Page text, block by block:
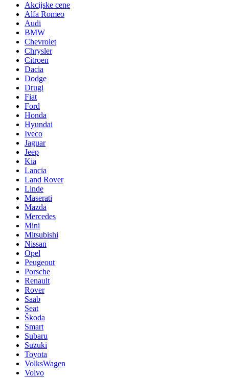
Akcijske cene
Alfa Romeo
Audi
BMW
Chevrolet
Chrysler
Citroen
Dacia
Dodge
Drugi
Fiat
Ford
Honda
Hyundai
Iveco
Jaguar
Jeep
Kia
Lancia
Land Rover
Linde
Maserati
Mazda
Mercedes
Mini
Mitsubishi
Nissan
Opel
Peugeout
Porsche
Renault
Rover
Saab
Seat
Škoda
Smart
Subaru
Suzuki
Toyota
VolksWagen
Volvo